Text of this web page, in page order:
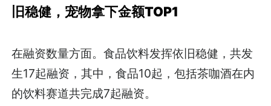
旧稳健，宠物拿下金额TOP1
在融资数量方面。食品饮料发挥依旧稳健，共发
生17起融资，其中，食品10起，包括茶咖酒在内
的饮料赛道共完成7起融资。